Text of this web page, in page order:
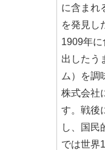
に含まれ
を発見し
1909年
出したう
ム）を調
株式会社
す。戦後
し、国民
では世界